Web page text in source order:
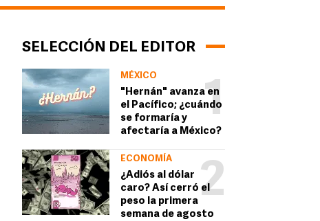
SELECCIÓN DEL EDITOR
1
MÉXICO
"Hernán" avanza en
el Pacífico; ¿cuándo
se formaría y
afectaría a México?
2
ECONOMÍA
¿Adiós al dólar
caro? Así cerró el
peso la primera
semana de agosto